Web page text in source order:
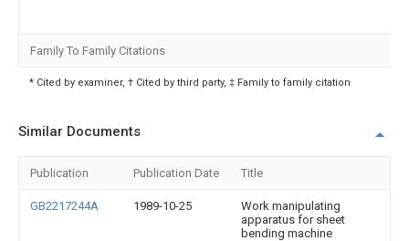
Family To Family Citations
* Cited by examiner, † Cited by third party, ‡ Family to family citation
Similar Documents
Publication Publication Date Title
GB2217244A 1989-10-25
Work manipulating
apparatus for sheet
bending machine